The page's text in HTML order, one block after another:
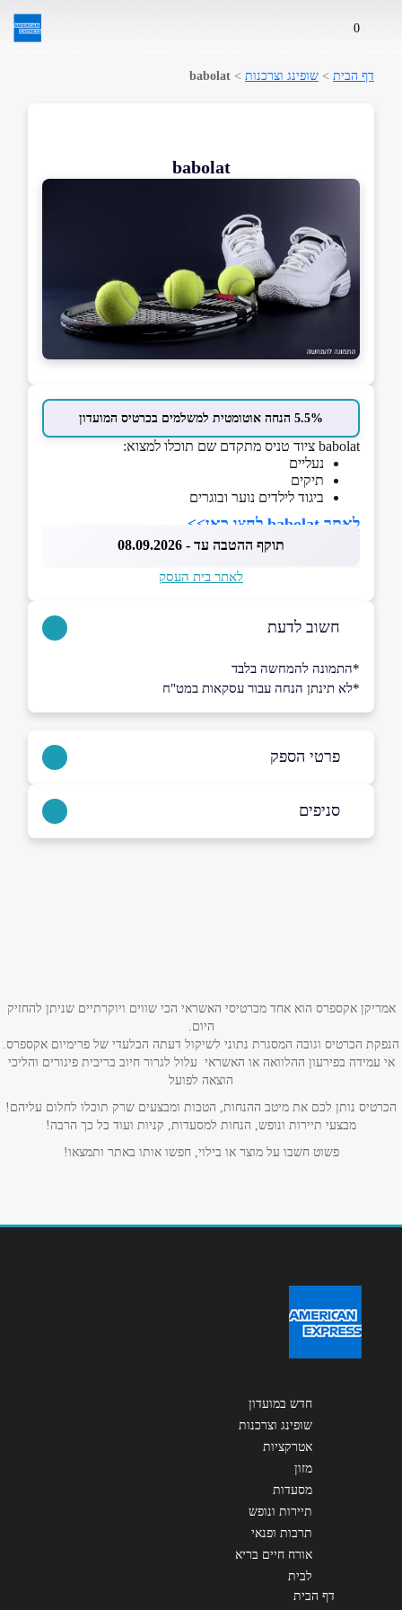
0
דף הבית > שופינג וצרכנות >
babolat
babolat
5.5% הנחה אוטומטית למשלמים בכרטיס המועדון
babolat ציוד טניס מתקדם שם תוכלו למצוא:
נעליים
תיקים
ביגוד לילדים נוער ובוגרים
לאתר babolat לחצו כאן>>
תוקף ההטבה עד - 08.09.2026
לאתר בית העסק
חשוב לדעת
*התמונה להמחשה בלבד
*לא תינתן הנחה עבור עסקאות במט"ח
פרטי הספק
באתר
אימייל*
נושא*
אנא חזרו אלי בקשר ל...
סניפים
שדרות רוקח ישראל 67, מועדון טניס הפועל תל
אביב
0525401901
אמריקן אקספרס הוא אחד מכרטיסי האשראי הכי שווים ויוקרתיים שניתן להחזיק
היום.
הנפקת הכרטיס וגובה המסגרת נתוני לשיקול דעתה הבלעדי של פרימיום אקספרס.
אי עמידה בפירעון ההלוואה או האשראי עלול לגרור חיוב בריבית פיגורים והליכי
הוצאה לפועל
הכרטיס נותן לכם את מיטב ההנחות, הטבות ומבצעים שרק תוכלו לחלום עליהם!
מבצעי תיירות ונופש, הנחות למסעדות, קניות ועוד כל כך הרבה!
פשוט חשבו על מוצר או בילוי, חפשו אותו באתר ותמצאו!
חדש במועדון
שופינג וצרכנות
אטרקציות
מזון
מסעדות
תיירות ונופש
תרבות ופנאי
אורח חיים בריא
לבית
דף הבית